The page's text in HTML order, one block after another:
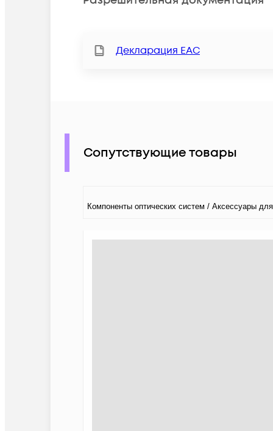
Декларация ЕАС
Сопутствующие товары
Компоненты оптических систем / Аксессуары